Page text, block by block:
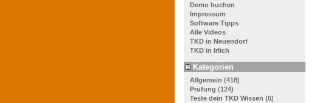
Demo buchen
Impressum
Software Tipps
Alle Videos
TKD in Neuendorf
TKD in Irlich
Kategorien
Allgemein (418)
Prüfung (124)
Teste dein TKD Wissen (6)